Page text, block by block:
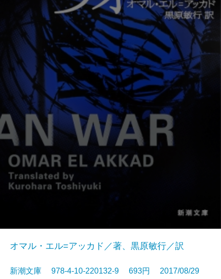
オマル・エル=アッカド／著、黒原敏行／訳
新潮文庫 978-4-10-220132-9 693円 2017/08/29